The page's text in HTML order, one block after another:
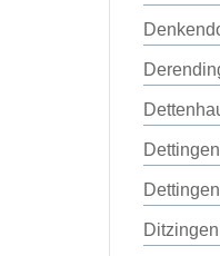
Ditzingen